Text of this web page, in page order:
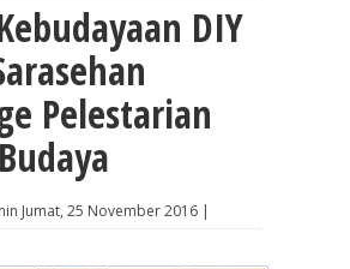
DIY
Pelestarian
Jumat, 25 November 2016 |